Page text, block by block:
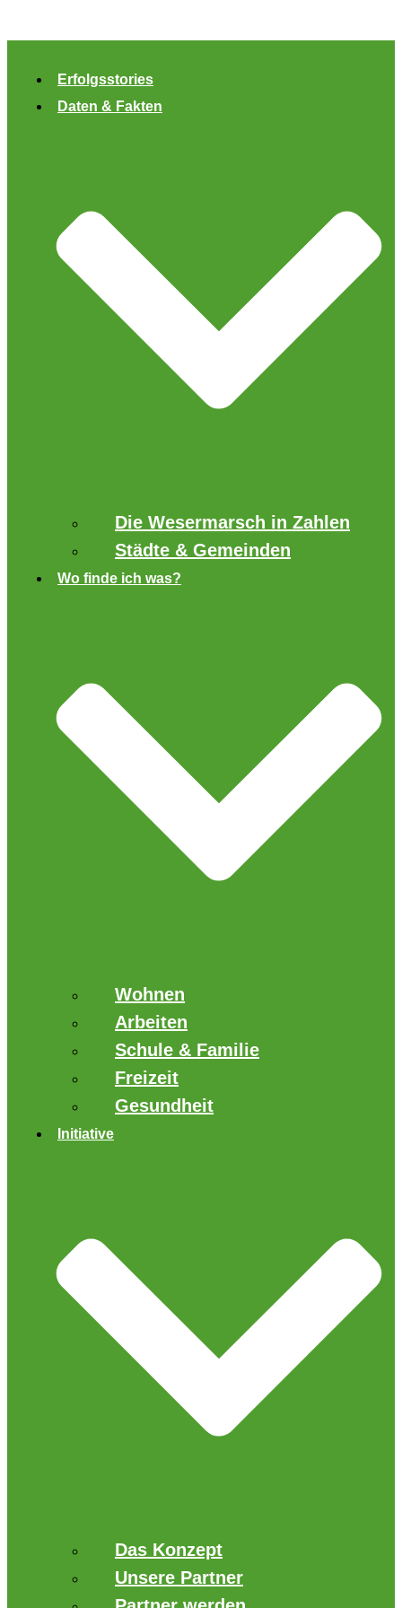
springenErfolgsstories
Daten & Fakten
Die Wesermarsch in Zahlen
Städte & Gemeinden
Wo finde ich was?
Wohnen
Arbeiten
Schule & Familie
Freizeit
Gesundheit
Initiative
Das Konzept
Unsere Partner